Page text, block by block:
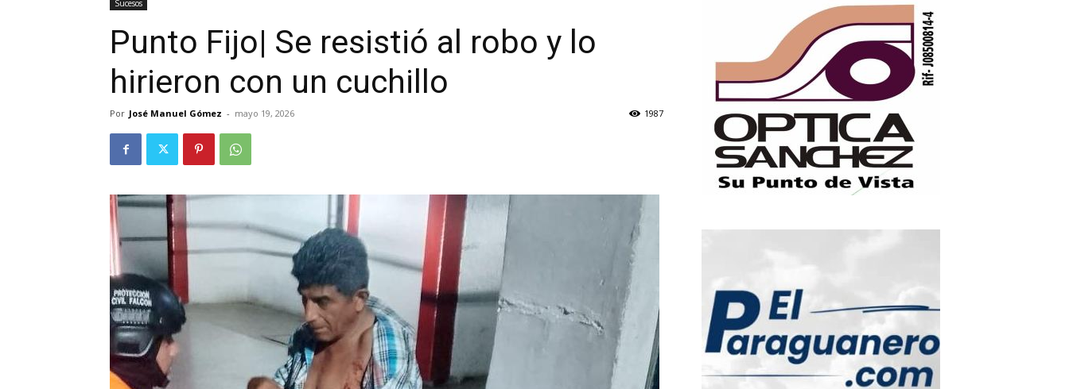
Sucesos
Punto Fijo| Se resistió al robo y lo
hirieron con un cuchillo
Por José Manuel Gómez - mayo 19, 2026 1987